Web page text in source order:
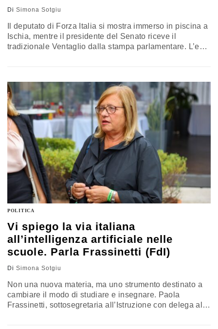
Di Simona Sotgiu
Il deputato di Forza Italia si mostra immerso in piscina a
Ischia, mentre il presidente del Senato riceve il
tradizionale Ventaglio dalla stampa parlamentare. L’ex
POLITICA
Vi spiego la via italiana
all’intelligenza artificiale nelle
scuole. Parla Frassinetti (FdI)
Di Simona Sotgiu
Non una nuova materia, ma uno strumento destinato a
cambiare il modo di studiare e insegnare. Paola
Frassinetti, sottosegretaria all’Istruzione con delega alla